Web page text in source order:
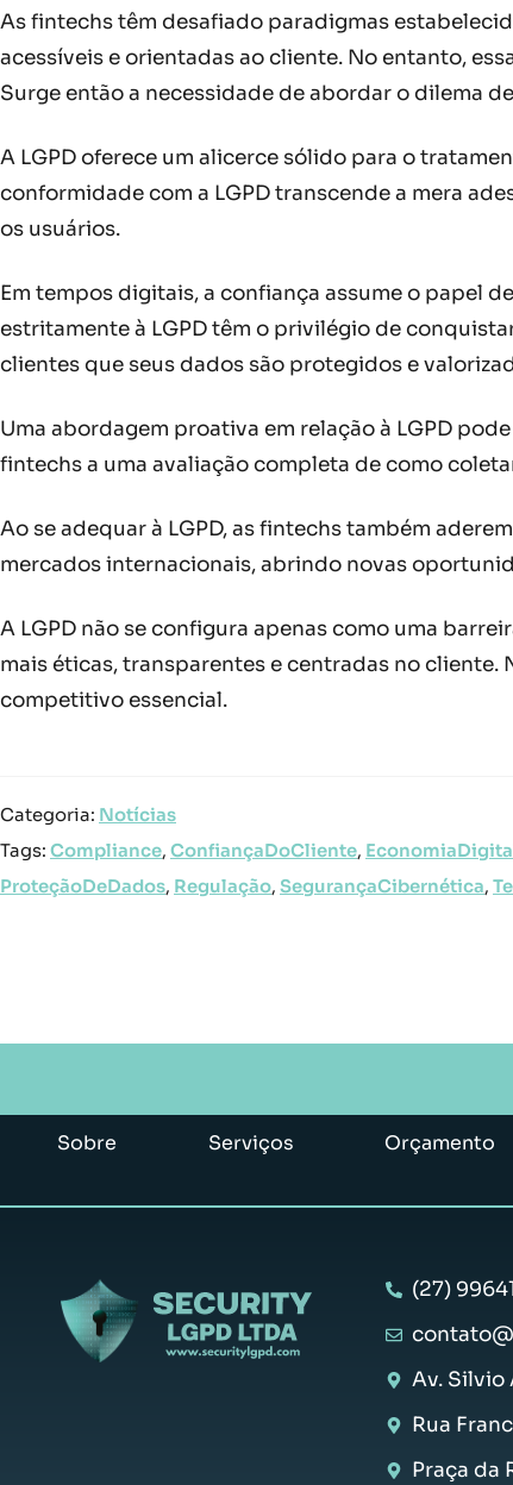
As fintechs têm desafiado paradigmas
acessíveis e orientadas ao cliente. No entanto,
Surge então a necessidade de abordar o dilema
A LGPD oferece um alicerce sólido para o
conformidade com a LGPD transcende a mera
os usuários.
Em tempos digitais, a confiança assume o papel
estritamente à LGPD têm o privilégio de
clientes que seus dados são protegidos e
Uma abordagem proativa em relação à LGPD
fintechs a uma avaliação completa de como
Ao se adequar à LGPD, as fintechs também
mercados internacionais, abrindo novas
A LGPD não se configura apenas como uma
mais éticas, transparentes e centradas no
competitivo essencial.
Categoria: Notícias
Tags: Compliance, ConfiançaDoCliente,
ProteçãoDeDados, Regulação, SegurançaCibernética,
Sobre Serviços Orçamento
(27)
Av. Silvio
Rua
Praça da